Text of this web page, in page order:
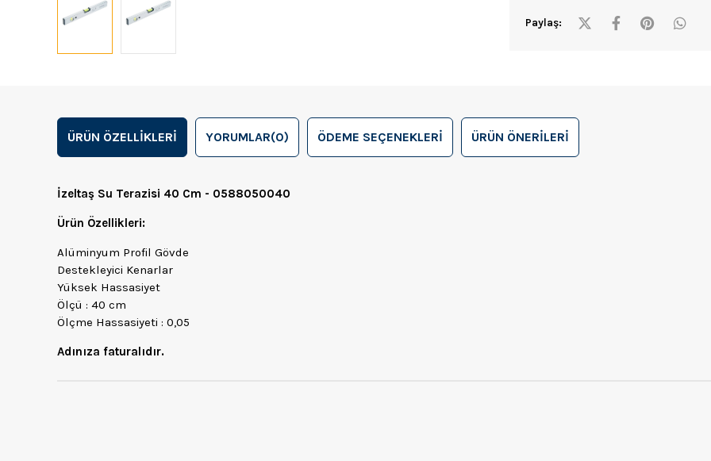
Paylaş:
ÜRÜN ÖZELLIKLERI YORUMLAR(0) ÖDEME SEÇENEKLERI ÜRÜN ÖNERILERI
İzeltaş Su Terazisi 40 Cm - 0588050040
Ürün Özellikleri:
Alüminyum Profil Gövde
Destekleyici Kenarlar
Yüksek Hassasiyet
Ölçü : 40 cm
Ölçme Hassasiyeti : 0,05
Adınıza faturalıdır.